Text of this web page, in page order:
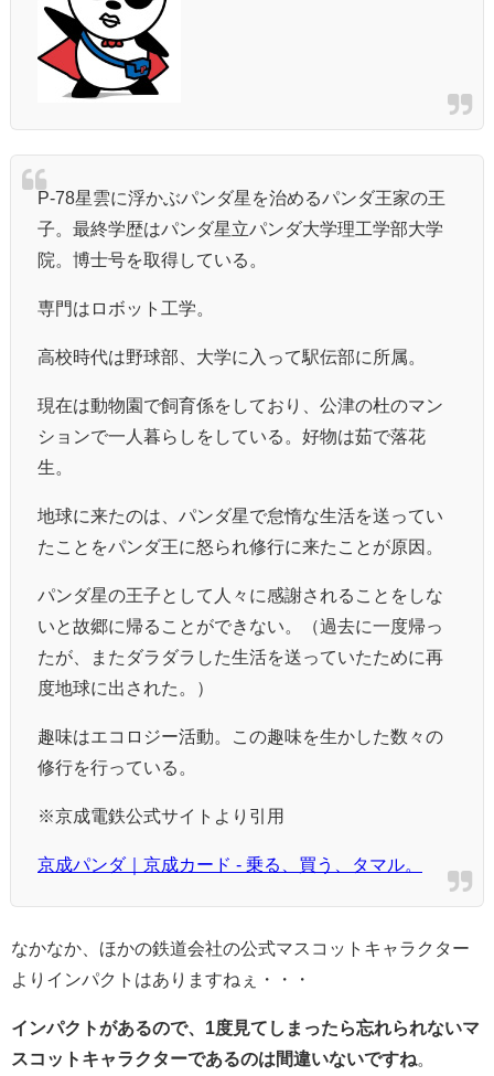
P-78星雲に浮かぶパンダ星を治めるパンダ王家の王
子。最終学歴はパンダ星立パンダ大学理工学部大学
院。博士号を取得している。
専門はロボット工学。
高校時代は野球部、大学に入って駅伝部に所属。
現在は動物園で飼育係をしており、公津の杜のマン
ションで一人暮らしをしている。好物は茹で落花
生。
地球に来たのは、パンダ星で怠惰な生活を送ってい
たことをパンダ王に怒られ修行に来たことが原因。
パンダ星の王子として人々に感謝されることをしな
いと故郷に帰ることができない。（過去に一度帰っ
たが、またダラダラした生活を送っていたために再
度地球に出された。）
趣味はエコロジー活動。この趣味を生かした数々の
修行を行っている。
※京成電鉄公式サイトより引用
京成パンダ｜京成カード - 乗る、買う、タマル。
なかなか、ほかの鉄道会社の公式マスコットキャラクター
よりインパクトはありますねぇ・・・
インパクトがあるので、1度見てしまったら忘れられないマ
スコットキャラクターであるのは間違いないですね。